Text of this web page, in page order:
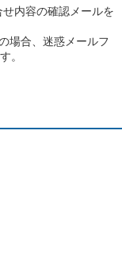
内容の確認メールを
場合、迷惑メールフ
。